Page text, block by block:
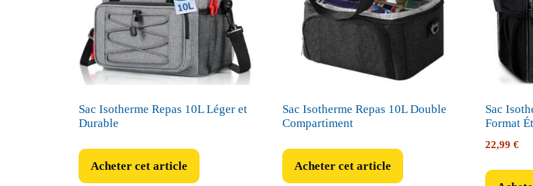
Sac Isotherme Repas 10L Léger et
Durable
Acheter cet article
Sac Isotherme Repas 10L Double
Compartiment
Acheter cet article
Sac
Format
22,99 €